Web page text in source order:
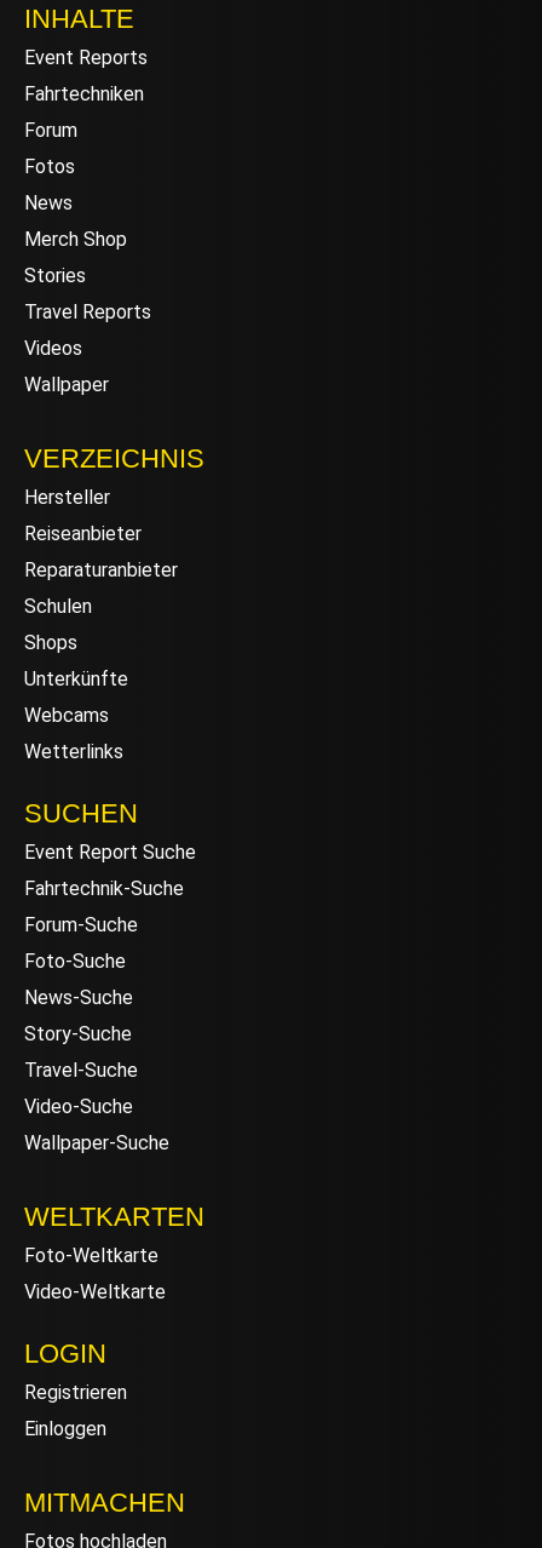
INHALTE
Event Reports
Fahrtechniken
Forum
Fotos
News
Merch Shop
Stories
Travel Reports
Videos
Wallpaper
VERZEICHNIS
Hersteller
Reiseanbieter
Reparaturanbieter
Schulen
Shops
Unterkünfte
Webcams
Wetterlinks
SUCHEN
Event Report Suche
Fahrtechnik-Suche
Forum-Suche
Foto-Suche
News-Suche
Story-Suche
Travel-Suche
Video-Suche
Wallpaper-Suche
WELTKARTEN
Foto-Weltkarte
Video-Weltkarte
LOGIN
Registrieren
Einloggen
MITMACHEN
Fotos hochladen